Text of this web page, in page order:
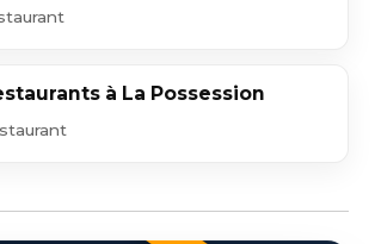
à La Possession